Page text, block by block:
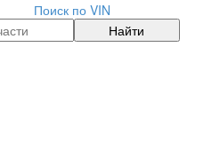
Поиск по VIN
Найти